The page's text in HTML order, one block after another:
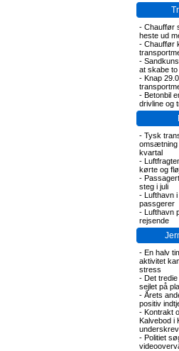
- Chauffør
heste ud
- Chauffør
-
at skabe
- Knap
- Betonbil
drivline og
- Tysk
omsætning
kvartal
-
kørte og
-
steg i juli
- Lufthavn
passgerer
- Lufthavn
rejsende
- En halv
aktivitet
stress
- Det
sejlet på
- Årets
positiv
- Kontrakt
Kalvebod i
- Politiet